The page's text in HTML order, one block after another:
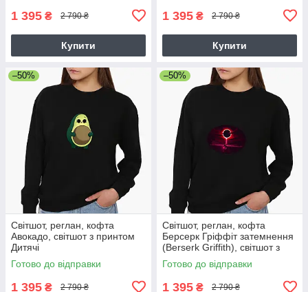
1 395 ₴ 2 790 ₴
Купити
1 395 ₴ 2 790 ₴
Купити
–50%
Світшот, реглан, кофта
Авокадо, світшот з принтом
Дитячі
Готово до відправки
1 395 ₴ 2 790 ₴
–50%
Світшот, реглан, кофта
Берсерк Гріффіт затемнення
(Berserk Griffith), світшот з
принтом Аніме
Готово до відправки
1 395 ₴ 2 790 ₴